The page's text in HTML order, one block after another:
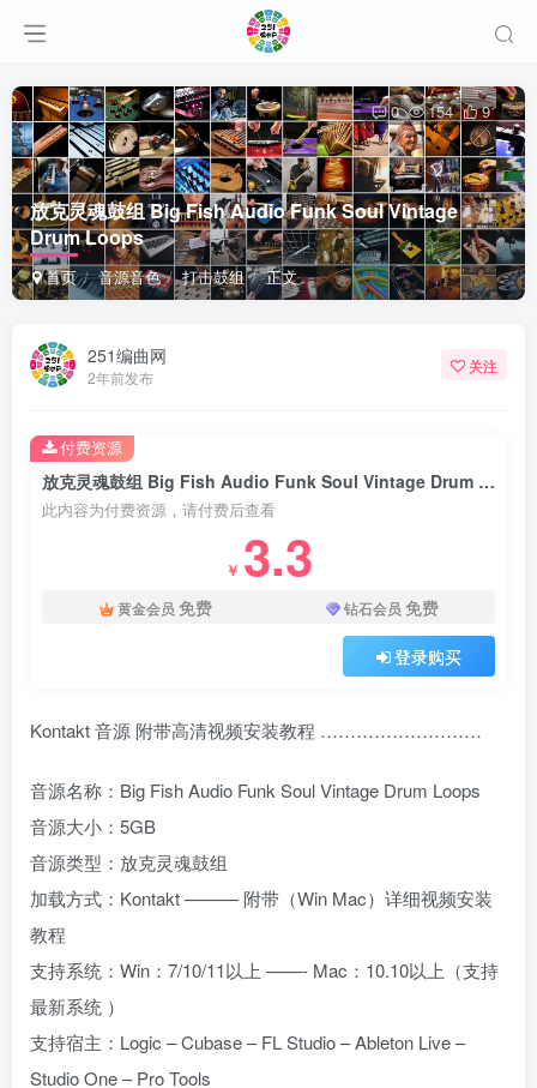
放克灵魂鼓组 Big Fish Audio Funk Soul Vintage
Drum Loops
首页 音源音色 打击鼓组 正文
0 154 9
251编曲网
2年前发布
关注
放克灵魂鼓组 Big Fish Audio Funk Soul Vintage Drum Loops
此内容为付费资源，请付费后查看
￥ 3.3
黄金会员 免费 钻石会员 免费
登录购买
付费资源
Kontakt 音源 附带高清视频安装教程 ………………………
音源名称：Big Fish Audio Funk Soul Vintage Drum Loops
音源大小：5GB
音源类型：放克灵魂鼓组
加载方式：Kontakt ——— 附带（Win Mac）详细视频安装
教程
支持系统：Win：7/10/11以上 ——- Mac：10.10以上（支持
最新系统 ）
支持宿主：Logic – Cubase – FL Studio – Ableton Live –
Studio One – Pro Tools